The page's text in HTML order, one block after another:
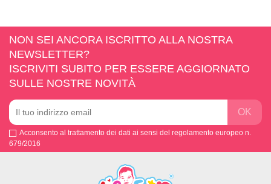
NON SEI ANCORA ISCRITTO ALLA NOSTRA
NEWSLETTER?
ISCRIVITI SUBITO PER ESSERE AGGIORNATO
SULLE NOSTRE NOVITÀ
Acconsento al trattamento dei dati ai sensi del regolamento europeo n.
679/2016